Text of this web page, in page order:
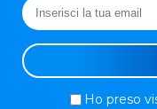
Ho preso